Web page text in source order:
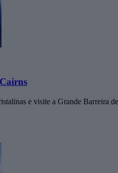
e visite a Grande Barreira